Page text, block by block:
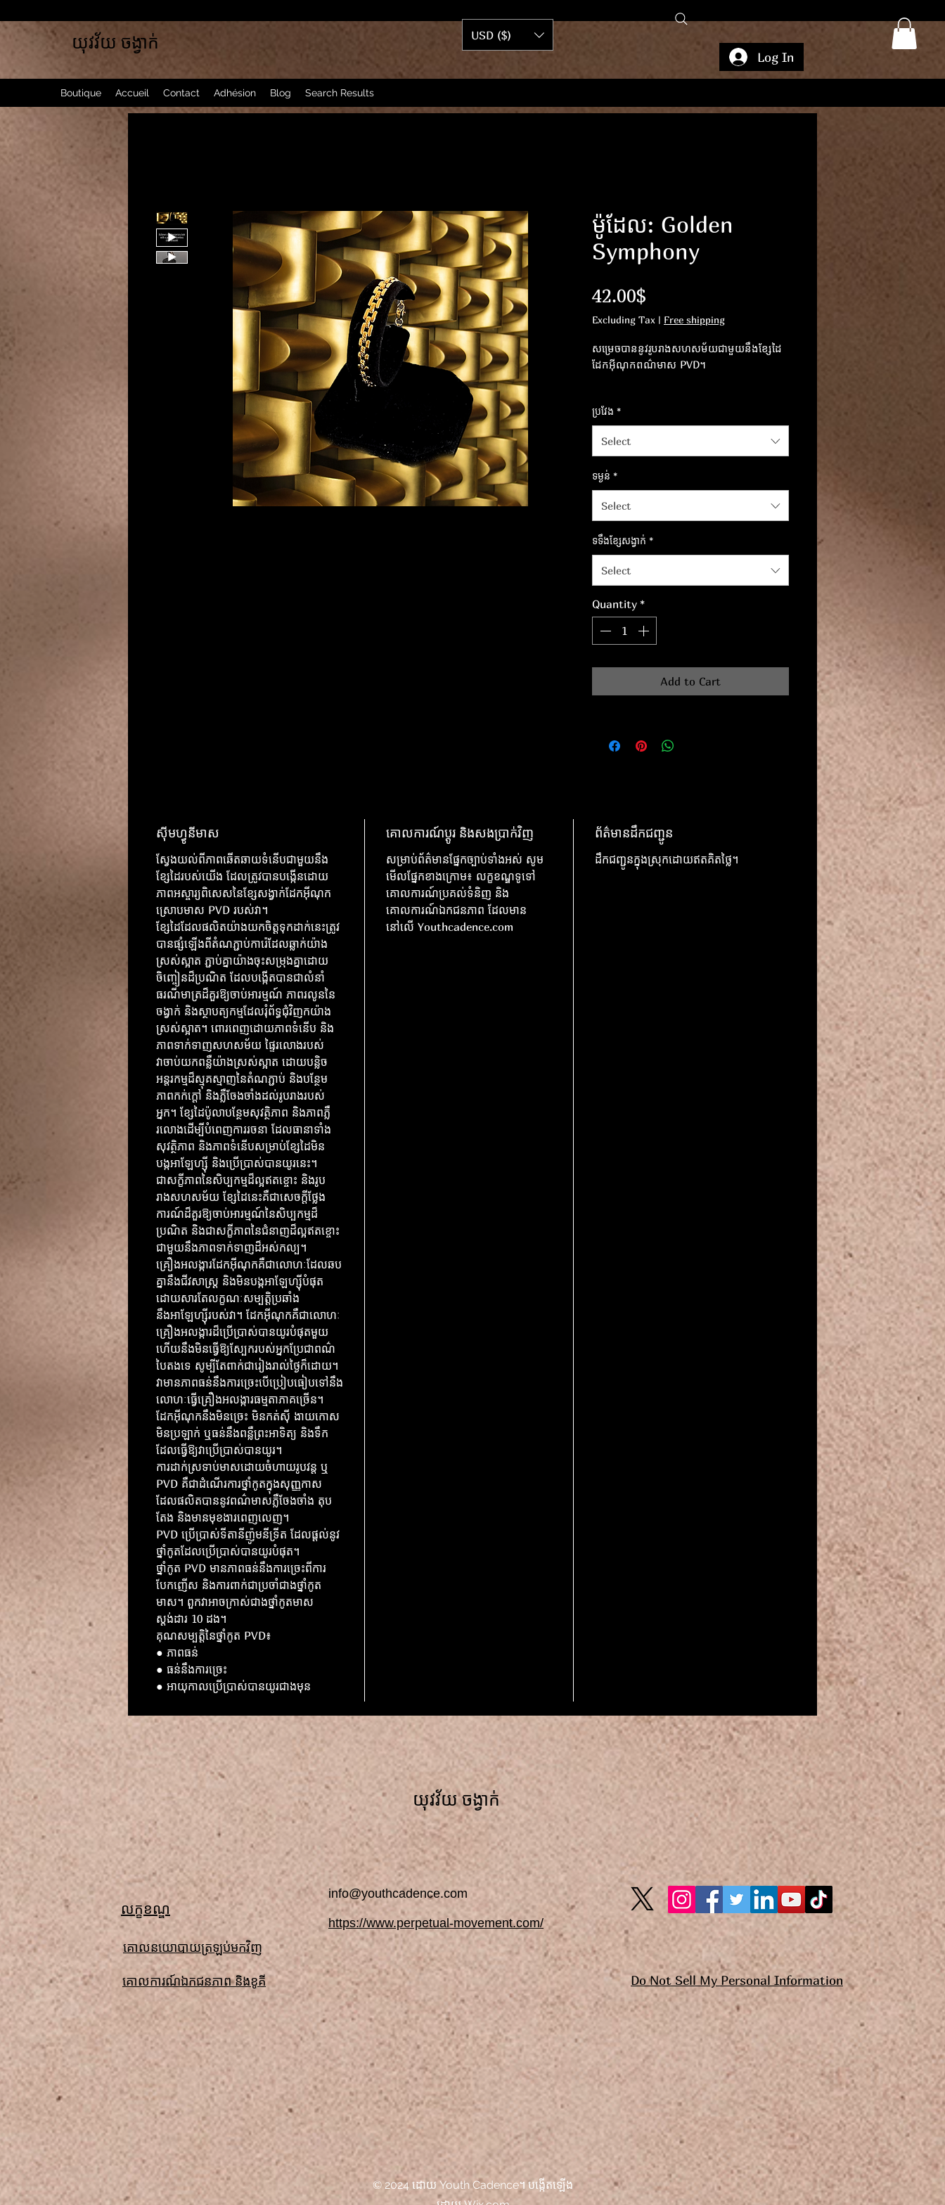
Log In
Boutique Accueil Contact Adhésion Blog Search Results
USD ($)
យុវវ័យ ចង្វាក់
ម៉ូដែល: Golden
Symphony
42.00$
Excluding Tax | Free shipping
សម្រេចបាននូវរូបរាងសហសម័យជាមួយនឹងខ្សែដៃ
ដែកអ៊ីណុកពណ៌មាស PVD។
អស្ចារ្យ​នៃ​ភាព​ឆើតឆាយ​ទំនើប​នេះ។
ប្រវែង *
Select
ទម្ងន់ *
Select
ទទឹងខ្សែសង្វាក់ *
Select
Quantity *
Add to Cart
ស៊ីមហ្វូនីមាស
ស្វែងយល់ពីភាពឆើតឆាយទំនើបជាមួយនឹង
ខ្សែដៃរបស់យើង ដែលត្រូវបានបង្កើនដោយ
ភាពអស្ចារ្យពិសេសនៃខ្សែសង្វាក់ដែកអ៊ីណុក
ស្រោបមាស PVD របស់វា។
ខ្សែដៃដែលផលិតយ៉ាងយកចិត្តទុកដាក់នេះត្រូវ
បានផ្សំឡើងពីតំណភ្ជាប់ការ៉េដែលឆ្លាក់យ៉ាង
ស្រស់ស្អាត ភ្ជាប់គ្នាយ៉ាងចុះសម្រុងគ្នាដោយ
ចិញ្ចៀនដ៏ប្រណិត ដែលបង្កើតបានជាលំនាំ
ធរណីមាត្រដ៏គួរឱ្យចាប់អារម្មណ៍ ភាពរលូននៃ
ចង្វាក់ និងស្ថាបត្យកម្មដែលរុំព័ទ្ធជុំវិញកយ៉ាង
ស្រស់ស្អាត។ ពោរពេញដោយភាពទំនើប និង
ភាពទាក់ទាញសហសម័យ ផ្ទៃរលោងរបស់
វាចាប់យកពន្លឺយ៉ាងស្រស់ស្អាត ដោយបន្លិច
អន្តរកម្មដ៏ស្មុគស្មាញនៃតំណភ្ជាប់ និងបន្ថែម
ភាពកក់ក្តៅ និងភ្លឺចែងចាំងដល់រូបរាងរបស់
អ្នក។ ខ្សែដៃប៉ូលាបន្ថែមសុវត្ថិភាព និងភាពភ្លឺ
រលោងដើម្បីបំពេញការរចនា ដែលធានាទាំង
សុវត្ថិភាព និងភាពទំនើបសម្រាប់ខ្សែដៃមិន
បង្កអាឡែហ្ស៊ី និងប្រើប្រាស់បានយូរនេះ។
ជាសក្ខីភាពនៃសិប្បកម្មដ៏ល្អឥតខ្ចោះ និងរូប
រាងសហសម័យ ខ្សែដៃនេះគឺជាសេចក្តីថ្លែង
ការណ៍ដ៏គួរឱ្យចាប់អារម្មណ៍នៃសិប្បកម្មដ៏
ប្រណិត និងជាសក្ខីភាពនៃជំនាញដ៏ល្អឥតខ្ចោះ
ជាមួយនឹងភាពទាក់ទាញដ៏អស់កល្ប។
គ្រឿងអលង្ការដែកអ៊ីណុកគឺជាលោហៈដែលឆប
គ្នានឹងជីវសាស្រ្ត និងមិនបង្កអាឡែហ្ស៊ីបំផុត
ដោយសារតែលក្ខណៈសម្បត្តិប្រឆាំង
នឹងអាឡែហ្ស៊ីរបស់វា។ ដែកអ៊ីណុកគឺជាលោហៈ
គ្រឿងអលង្ការដ៏ប្រើប្រាស់បានយូរបំផុតមួយ
ហើយនឹងមិនធ្វើឱ្យស្បែករបស់អ្នកប្រែជាពណ៌
បៃតងទេ សូម្បីតែពាក់ជារៀងរាល់ថ្ងៃក៏ដោយ។
វាមានភាពធន់នឹងការច្រេះបើប្រៀបធៀបទៅនឹង
លោហៈធ្វើគ្រឿងអលង្ការធម្មតាភាគច្រើន។
ដែកអ៊ីណុកនឹងមិនច្រេះ មិនកត់សុី ងាយកោស
មិនប្រឡាក់ ឬធន់នឹងពន្លឺព្រះអាទិត្យ និងទឹក
ដែលធ្វើឱ្យវាប្រើប្រាស់បានយូរ។
ការដាក់ស្រទាប់មាសដោយចំហាយរូបវន្ត ឬ
PVD គឺជាដំណើរការថ្នាំកូតក្នុងសុញ្ញកាស
ដែលផលិតបាននូវពណ៌មាសភ្លឺចែងចាំង តុប
តែង និងមានមុខងារពេញលេញ។
PVD ប្រើប្រាស់​ទីតានីញ៉ូម​នីទ្រីត ដែលផ្តល់នូវ
ថ្នាំកូត​ដែលប្រើប្រាស់បានយូរបំផុត។
ថ្នាំកូត PVD មានភាពធន់នឹងការច្រេះពីការ
បែកញើស និងការពាក់ជាប្រចាំជាងថ្នាំកូត
មាស។ ពួកវាអាចក្រាស់ជាងថ្នាំកូតមាស
ស្តង់ដារ 10 ដង។
គុណសម្បត្តិនៃថ្នាំកូត PVD៖
● ភាពធន់
● ធន់នឹងការច្រេះ
● អាយុកាលប្រើប្រាស់បានយូរជាងមុន
គោលការណ៍ប្តូរ និងសងប្រាក់វិញ
សម្រាប់ព័ត៌មានផ្នែកច្បាប់ទាំងអស់ សូម
មើលផ្នែកខាងក្រោម៖ លក្ខខណ្ឌទូទៅ
គោលការណ៍ប្រគល់ទំនិញ និង
គោលការណ៍ឯកជនភាព ដែលមាន
នៅលើ Youthcadence.com
ព័ត៌មានដឹកជញ្ជូន
ដឹកជញ្ជូនក្នុងស្រុកដោយឥតគិតថ្លៃ។
យុវវ័យ ចង្វាក់
លក្ខខណ្ឌ
គោលនយោបាយត្រឡប់មកវិញ
គោលការណ៍ឯកជនភាព និងខូគី
info@youthcadence.com
https://www.perpetual-movement.com/
Do Not Sell My Personal Information
© 2024 ដោយ Youth Cadence។ បង្កើតឡើង